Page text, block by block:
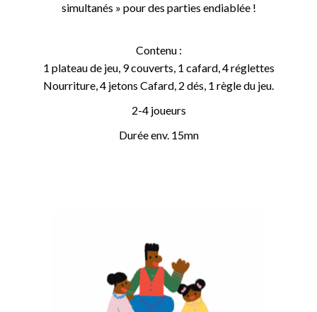
simultanés » pour des parties endiablée !
Contenu :
1 plateau de jeu, 9 couverts, 1 cafard, 4 réglettes
Nourriture, 4 jetons Cafard, 2 dés, 1 règle du jeu.
2-4 joueurs
Durée env. 15mn